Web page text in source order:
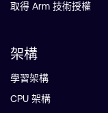
取得 Arm 技術授權
架構
學習架構
CPU 架構